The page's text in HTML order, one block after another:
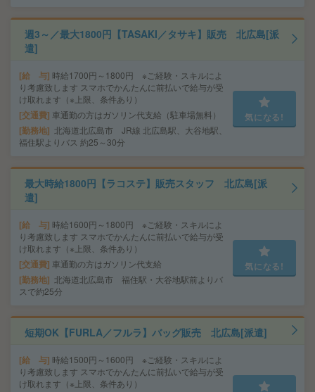
週3～／最大1800円【TASAKI／タサキ】販売 北広島[派
遣]
給 与 時給1700円～1800円 ※ご経験・スキルによ
り考慮致します スマホでかんたんに前払いで給与が受
け取れます（※上限、条件あり）
交通費 車通勤の方はガソリン代支給（駐車場無料）
勤務地
北海道北広島市 JR線 北広島駅、大谷地駅、
福住駅よりバス 約25～30分
気になる!
最大時給1800円【ラコステ】販売スタッフ 北広島[派
遣]
給 与 時給1600円～1800円 ※ご経験・スキルによ
り考慮致します スマホでかんたんに前払いで給与が受
け取れます（※上限、条件あり）
交通費 車通勤の方はガソリン代支給
勤務地
北海道北広島市 福住駅・大谷地駅前よりバ
スで約25分
気になる!
短期OK【FURLA／フルラ】バッグ販売 北広島[派遣]
給 与 時給1500円～1600円 ※ご経験・スキルによ
り考慮致します スマホでかんたんに前払いで給与が受
け取れます（※上限、条件あり）